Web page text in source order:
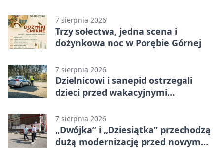
7 sierpnia 2026
Trzy sołectwa, jedna scena i
dożynkowa noc w Porębie Górnej
7 sierpnia 2026
Dzielnicowi i sanepid ostrzegali
dzieci przed wakacyjnymi
7 sierpnia 2026
„Dwójka” i „Dziesiątka” przechodzą
dużą modernizację przed nowym